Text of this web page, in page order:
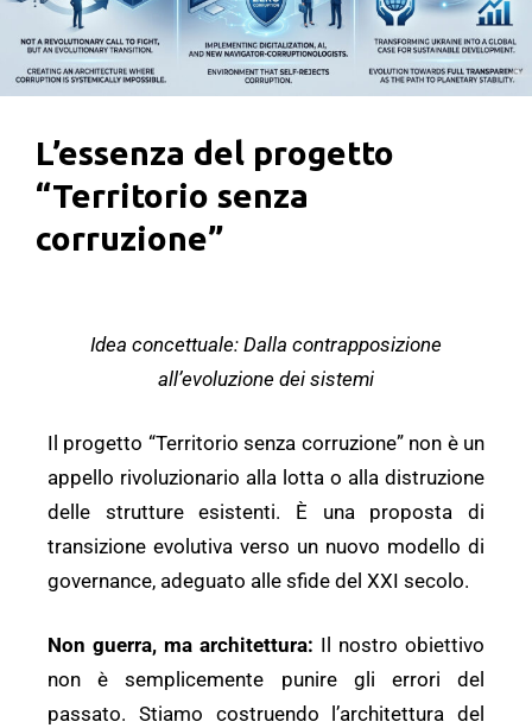
L’essenza del progetto
“Territorio senza
corruzione”
Idea concettuale: Dalla contrapposizione
all’evoluzione dei sistemi
Il progetto “Territorio senza corruzione” non è un
appello rivoluzionario alla lotta o alla distruzione
delle strutture esistenti. È una proposta di
transizione evolutiva verso un nuovo modello di
governance, adeguato alle sfide del XXI secolo.
Non guerra, ma architettura: Il nostro obiettivo
non è semplicemente punire gli errori del
passato. Stiamo costruendo l’architettura del